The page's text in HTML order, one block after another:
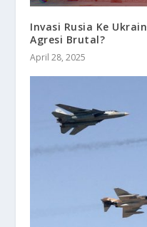
Invasi Rusia Ke
Agresi Brutal?
April 28, 2025